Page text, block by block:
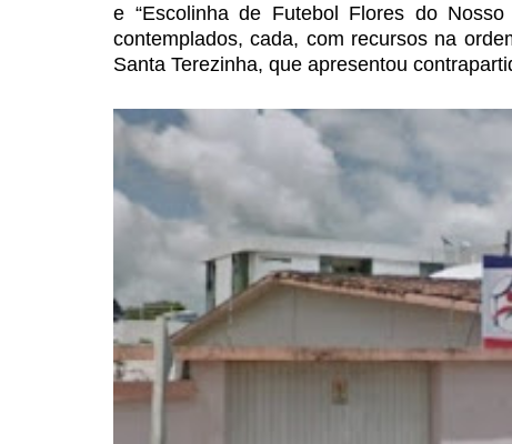
e “Escolinha de Futebol Flores do Nosso
contemplados, cada, com recursos na
Santa Terezinha, que apresentou